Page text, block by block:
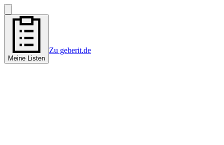
Meine Listen
Zu geberit.de